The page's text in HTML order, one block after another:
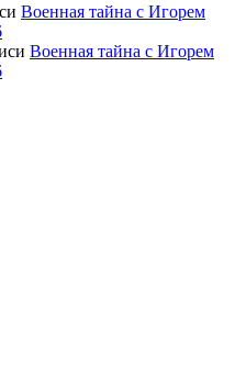
Военная тайна с Игорем
Военная тайна с Игорем